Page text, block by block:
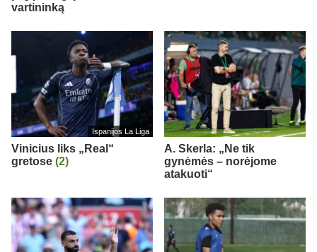
vartininką
Ispanijos La Liga
Vinicius liks „Real“
gretose (2)
A. Skerla: „Ne tik
gynėmės – norėjome
atakuoti“